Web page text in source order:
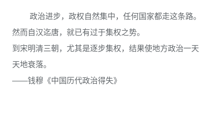
政治进步，政权自然集中，任何国家都走这条路。
然而自汉迄唐，就已有过于集权之势。
到宋明清三朝，尤其是逐步集权，结果使地方政治一天
天地衰落。
——钱穆《中国历代政治得失》